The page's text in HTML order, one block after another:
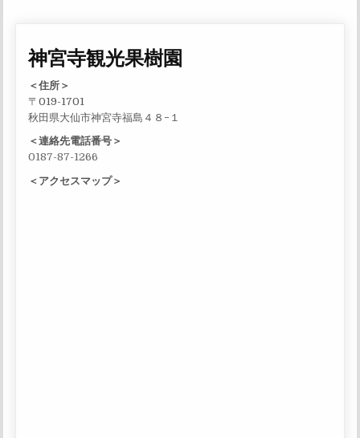
神宮寺観光果樹園
＜住所＞
〒019-1701
秋田県大仙市神宮寺福島４８−１
＜連絡先電話番号＞
0187-87-1266
＜アクセスマップ＞